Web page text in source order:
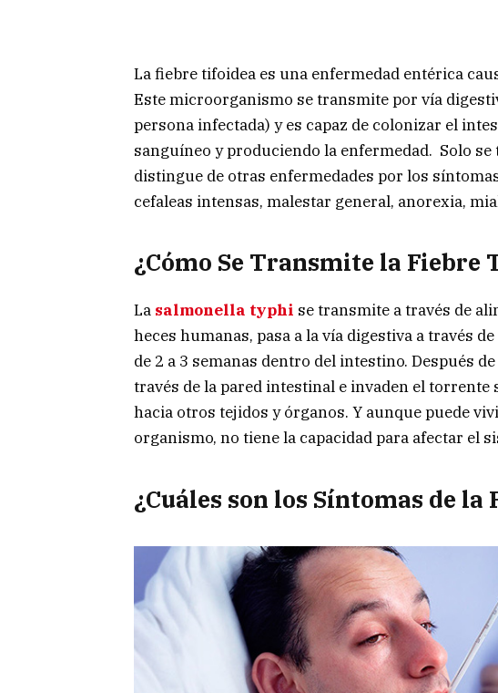
La fiebre tifoidea es una enfermedad entérica
Este microorganismo se transmite por vía
persona infectada) y es capaz de colonizar el
sanguíneo y produciendo la enfermedad. Solo
distingue de otras enfermedades por los
cefaleas intensas, malestar general, anorexia,
¿Cómo Se Transmite la Fiebre
La salmonella typhi se transmite a través de
heces humanas, pasa a la vía digestiva a través
de 2 a 3 semanas dentro del intestino. Después
través de la pared intestinal e invaden el torrente
hacia otros tejidos y órganos. Y aunque puede
organismo, no tiene la capacidad para afectar el
¿Cuáles son los Síntomas de la